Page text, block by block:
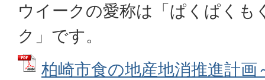
ウイークの愛称は「ぱくぱくも
ク」です。
柏崎市食の地産地消推進計